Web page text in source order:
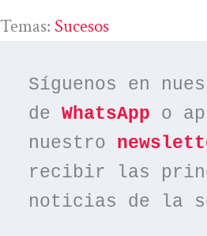
Temas: Sucesos
Síguenos en
de WhatsApp o
nuestro
recibir las
noticias de la